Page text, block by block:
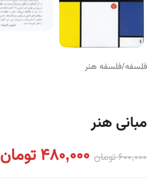
فلسفه/فلسفه هنر
مبانی هنر
600,000تومان 480,000تومان